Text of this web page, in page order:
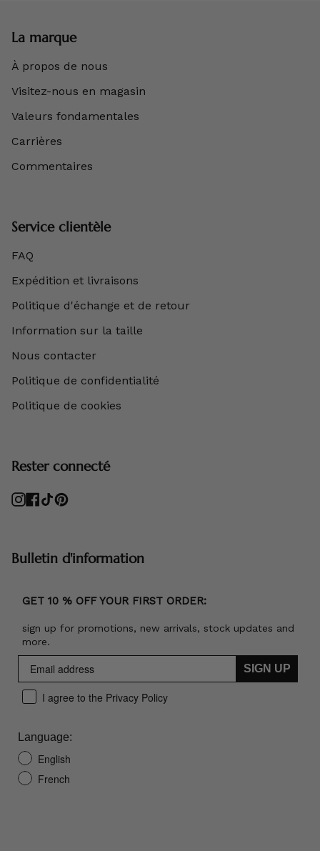
La marque
À propos de nous
Visitez-nous en magasin
Valeurs fondamentales
Carrières
Commentaires
Service clientèle
FAQ
Expédition et livraisons
Politique d'échange et de retour
Information sur la taille
Nous contacter
Politique de confidentialité
Politique de cookies
Rester connecté
Instagram
Facebook
TikTokPinterest
Bulletin d'information
GET 10 % OFF YOUR FIRST ORDER:
sign up for promotions, new arrivals, stock updates and
more.
SIGN UP
I agree to the Privacy Policy
Language:
English
French